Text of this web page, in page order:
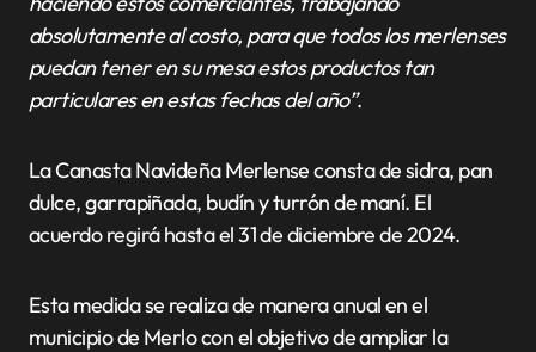
absolutamente al costo, para que todos los merlenses
puedan tener en su mesa estos productos tan
particulares en estas fechas del año”.
La Canasta Navideña Merlense consta de sidra, pan
dulce, garrapiñada, budín y turrón de maní. El
acuerdo regirá hasta el 31 de diciembre de 2024.
Esta medida se realiza de manera anual en el
municipio de Merlo con el objetivo de ampliar la